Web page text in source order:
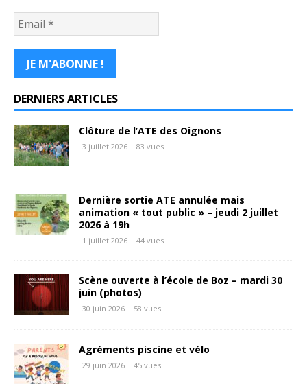
DERNIERS ARTICLES
Clôture de l’ATE des Oignons
3 juillet 2026 83 vues
Dernière sortie ATE annulée mais
animation « tout public » – jeudi 2 juillet
2026 à 19h
1 juillet 2026 44 vues
Scène ouverte à l’école de Boz – mardi 30
juin (photos)
30 juin 2026 58 vues
Agréments piscine et vélo
29 juin 2026 45 vues